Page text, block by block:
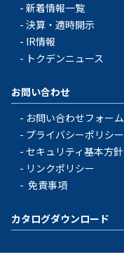
新着情報一覧
決算・適時開示
IR情報
トクデンニュース
お問い合わせ
お問い合わせフォーム
プライバシーポリシー
セキュリティ基本方針
リンクポリシー
免責事項
カタログダウンロード